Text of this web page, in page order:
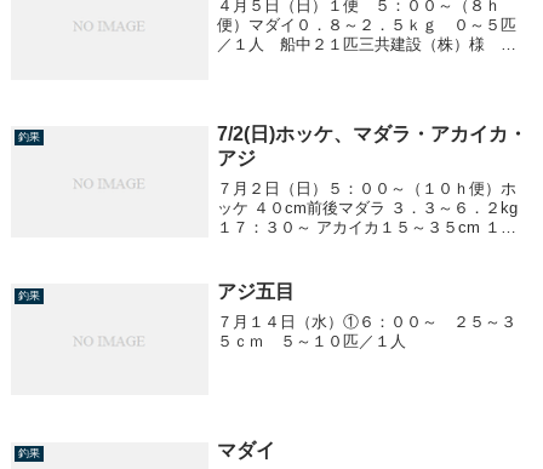
４月５日（日）１便 ５：００～（８ｈ
便）マダイ０．８～２．５ｋｇ ０～５匹
／１人 船中２１匹三共建設（株）様 貸
釣果
7/2(日)ホッケ、マダラ・アカイカ・
アジ
７月２日（日）５：００～（１０ｈ便）ホ
ッケ ４０cm前後マダラ ３．３～６．２kg
１７：３０～ アカイカ１５～３５cm １～
釣果 アジ五目
７月１４日（水）①６：００～ ２５～３
５ｃｍ ５～１０匹／１人
釣果 マダイ